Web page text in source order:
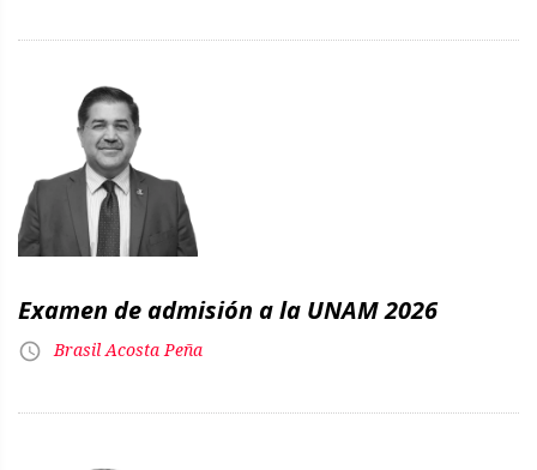
Examen de admisión a la UNAM 2026
Brasil Acosta Peña